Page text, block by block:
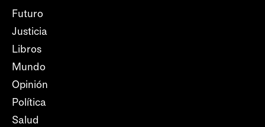
Futuro
Justicia
Libros
Mundo
Opinión
Política
Salud